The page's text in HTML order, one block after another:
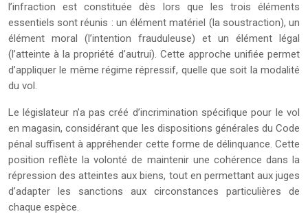
l’infraction est constituée dès lors que les trois éléments
essentiels sont réunis : un élément matériel (la soustraction), un
élément moral (l’intention frauduleuse) et un élément légal
(l’atteinte à la propriété d’autrui). Cette approche unifiée permet
d’appliquer le même régime répressif, quelle que soit la modalité
du vol.
Le législateur n’a pas créé d’incrimination spécifique pour le vol
en magasin, considérant que les dispositions générales du Code
pénal suffisent à appréhender cette forme de délinquance. Cette
position reflète la volonté de maintenir une cohérence dans la
répression des atteintes aux biens, tout en permettant aux juges
d’adapter les sanctions aux circonstances particulières de
chaque espèce.